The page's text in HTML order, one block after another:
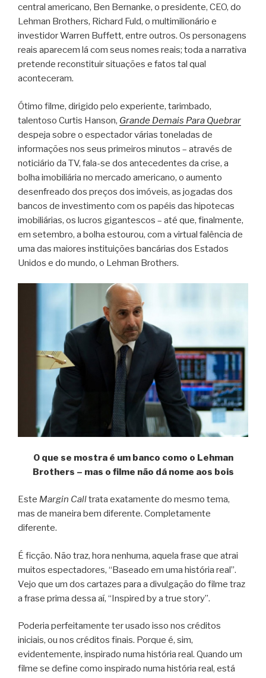
central americano, Ben Bernanke, o presidente, CEO, do
Lehman Brothers, Richard Fuld, o multimilionário e
investidor Warren Buffett, entre outros. Os personagens
reais aparecem lá com seus nomes reais; toda a narrativa
pretende reconstituir situações e fatos tal qual
aconteceram.
Ótimo filme, dirigido pelo experiente, tarimbado,
talentoso Curtis Hanson, Grande Demais Para Quebrar
despeja sobre o espectador várias toneladas de
informações nos seus primeiros minutos – através de
noticiário da TV, fala-se dos antecedentes da crise, a
bolha imobiliária no mercado americano, o aumento
desenfreado dos preços dos imóveis, as jogadas dos
bancos de investimento com os papéis das hipotecas
imobiliárias, os lucros gigantescos – até que, finalmente,
em setembro, a bolha estourou, com a virtual falência de
uma das maiores instituições bancárias dos Estados
Unidos e do mundo, o Lehman Brothers.
O que se mostra é um banco como o Lehman
Brothers – mas o filme não dá nome aos bois
Este Margin Calltrata exatamente do mesmo tema,
mas de maneira bem diferente. Completamente
diferente.
É ficção. Não traz, hora nenhuma, aquela frase que atrai
muitos espectadores, “Baseado em uma história real”.
Vejo que um dos cartazes para a divulgação do filme traz
a frase prima dessa aí, “Inspired by a true story”.
Poderia perfeitamente ter usado isso nos créditos
iniciais, ou nos créditos finais. Porque é, sim,
evidentemente, inspirado numa história real. Quando um
filme se define como inspirado numa história real, está